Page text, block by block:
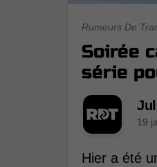
Rumeurs De
Soirée
série
19
Hier a été